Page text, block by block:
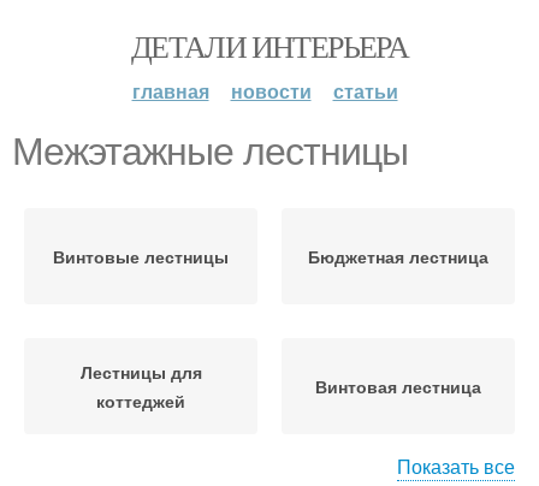
ДЕТАЛИ ИНТЕРЬЕРА
главная новости статьи
Межэтажные лестницы
Винтовые лестницы Бюджетная лестница
Лестницы для
коттеджей
Винтовая лестница
Показать все